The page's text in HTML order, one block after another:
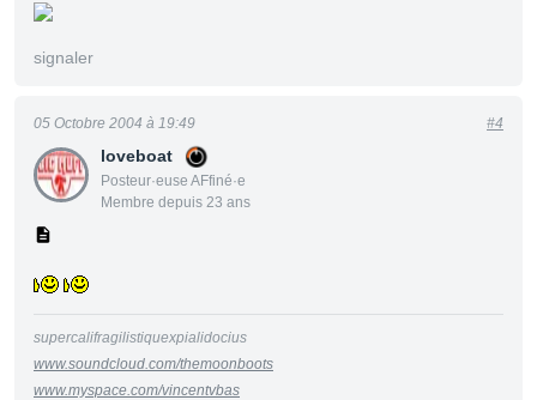
signaler
loveboat
Posteur·euse AFfiné·e
Membre depuis 23 ans
05 Octobre 2004 à 19:49 #4
supercalifragilistiquexpialidocius
www.soundcloud.com/themoonboots
www.myspace.com/vincentvbas